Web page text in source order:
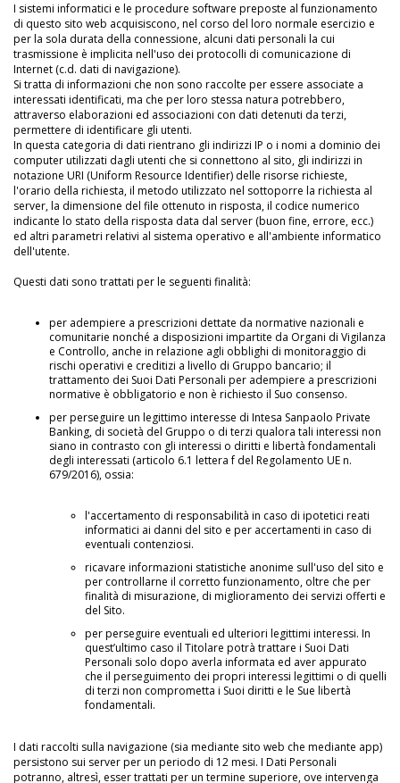
I sistemi informatici e le procedure software preposte al funzionamento
di questo sito web acquisiscono, nel corso del loro normale esercizio e
per la sola durata della connessione, alcuni dati personali la cui
trasmissione è implicita nell'uso dei protocolli di comunicazione di
Internet (c.d. dati di navigazione).
Si tratta di informazioni che non sono raccolte per essere associate a
interessati identificati, ma che per loro stessa natura potrebbero,
attraverso elaborazioni ed associazioni con dati detenuti da terzi,
permettere di identificare gli utenti.
In questa categoria di dati rientrano gli indirizzi IP o i nomi a dominio dei
computer utilizzati dagli utenti che si connettono al sito, gli indirizzi in
notazione URI (Uniform Resource Identifier) delle risorse richieste,
l'orario della richiesta, il metodo utilizzato nel sottoporre la richiesta al
server, la dimensione del file ottenuto in risposta, il codice numerico
indicante lo stato della risposta data dal server (buon fine, errore, ecc.)
ed altri parametri relativi al sistema operativo e all'ambiente informatico
dell'utente.
Questi dati sono trattati per le seguenti finalità:
per adempiere a prescrizioni dettate da normative nazionali e
comunitarie nonché a disposizioni impartite da Organi di Vigilanza
e Controllo, anche in relazione agli obblighi di monitoraggio di
rischi operativi e creditizi a livello di Gruppo bancario; il
trattamento dei Suoi Dati Personali per adempiere a prescrizioni
normative è obbligatorio e non è richiesto il Suo consenso.
per perseguire un legittimo interesse di Intesa Sanpaolo Private
Banking, di società del Gruppo o di terzi qualora tali interessi non
siano in contrasto con gli interessi o diritti e libertà fondamentali
degli interessati (articolo 6.1 lettera f del Regolamento UE n.
679/2016), ossia:
l'accertamento di responsabilità in caso di ipotetici reati
informatici ai danni del sito e per accertamenti in caso di
eventuali contenziosi.
ricavare informazioni statistiche anonime sull'uso del sito e
per controllarne il corretto funzionamento, oltre che per
finalità di misurazione, di miglioramento dei servizi offerti e
del Sito.
per perseguire eventuali ed ulteriori legittimi interessi. In
quest’ultimo caso il Titolare potrà trattare i Suoi Dati
Personali solo dopo averla informata ed aver appurato
che il perseguimento dei propri interessi legittimi o di quelli
di terzi non comprometta i Suoi diritti e le Sue libertà
fondamentali.
I dati raccolti sulla navigazione (sia mediante sito web che mediante app)
persistono sui server per un periodo di 12 mesi. I Dati Personali
potranno, altresì, esser trattati per un termine superiore, ove intervenga